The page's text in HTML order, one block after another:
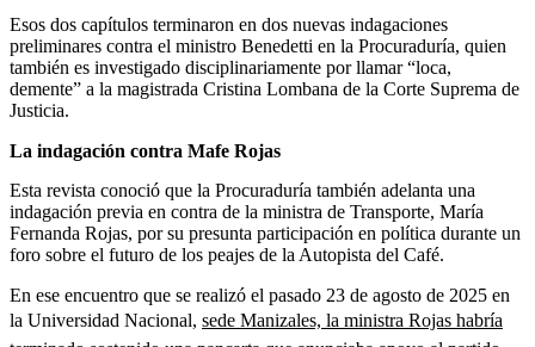
Esos dos capítulos terminaron en dos nuevas indagaciones
preliminares contra el ministro Benedetti en la Procuraduría, quien
también es investigado disciplinariamente por llamar “loca,
demente” a la magistrada Cristina Lombana de la Corte Suprema de
Justicia.
La indagación contra Mafe Rojas
Esta revista conoció que la Procuraduría también adelanta una
indagación previa en contra de la ministra de Transporte, María
Fernanda Rojas, por su presunta participación en política durante un
foro sobre el futuro de los peajes de la Autopista del Café.
En ese encuentro que se realizó el pasado 23 de agosto de 2025 en
la Universidad Nacional, sede Manizales, la ministra Rojas habría